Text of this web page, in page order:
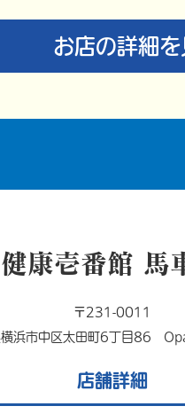
お店の詳細
健康壱番館 馬
〒231-0011
横浜市中区太田町6丁目86
店舗詳細